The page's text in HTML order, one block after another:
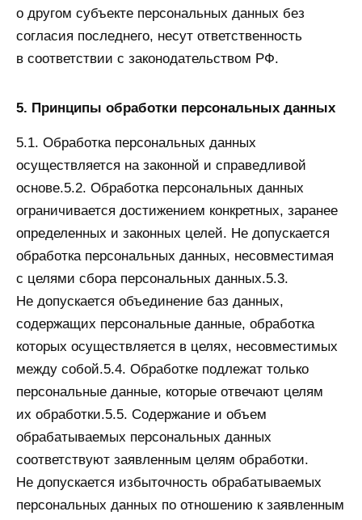
о другом субъекте персональных данных без
согласия последнего, несут ответственность
в соответствии с законодательством РФ.
5. Принципы обработки персональных данных
5.1. Обработка персональных данных
осуществляется на законной и справедливой
основе.5.2. Обработка персональных данных
ограничивается достижением конкретных, заранее
определенных и законных целей. Не допускается
обработка персональных данных, несовместимая
с целями сбора персональных данных.5.3.
Не допускается объединение баз данных,
содержащих персональные данные, обработка
которых осуществляется в целях, несовместимых
между собой.5.4. Обработке подлежат только
персональные данные, которые отвечают целям
их обработки.5.5. Содержание и объем
обрабатываемых персональных данных
соответствуют заявленным целям обработки.
Не допускается избыточность обрабатываемых
персональных данных по отношению к заявленным